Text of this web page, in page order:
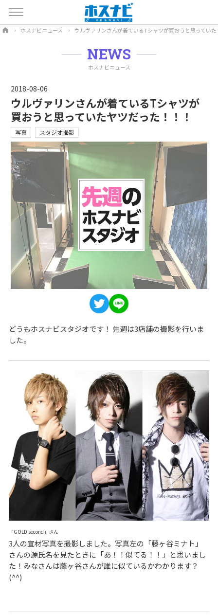
ホスナビニュース ウルヴァリンさんが着ているTシャツが買おうと思ってい
NEWS
ホスナビニュース
2018-08-06
ウルヴァリンさんが着ているTシャツが
買おうと思っていたヤツだった！！！
写真 スタジオ撮影
どうもホスナビスタジオです！ 先週は3店舗の撮影を行いま
した。
「GOLD second」さん
3人の宣材写真を撮影しました。写真左の「藤ヶ谷ミナト」
さんの源氏名を見たときに「あ！！似てる！！」と思いまし
た！みなさんは藤ヶ谷さんが誰に似ているかわかります？
(^^)